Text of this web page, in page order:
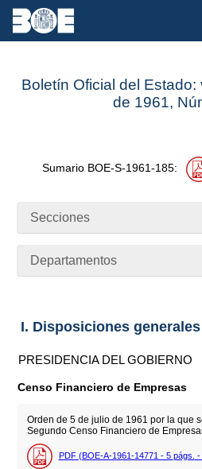
Boletín Oficial del
de 1961,
Sumario BOE-S-1961-185:
Secciones
Departamentos
I. Disposiciones generales
PRESIDENCIA DEL GOBIERNO
Censo Financiero de Empresas
Orden de 5 de julio de 1961 por la que
Segundo Censo Financiero de
PDF (BOE-A-1961-14771 - 5 págs. -